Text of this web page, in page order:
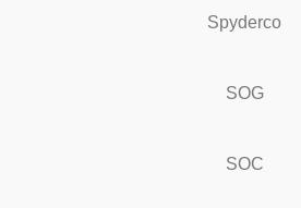
Spyderco
SOG
SOC